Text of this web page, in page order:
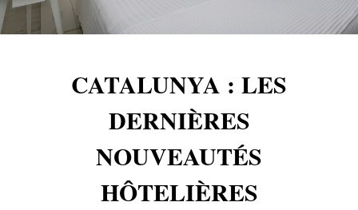
CATALUNYA : LES
DERNIÈRES
NOUVEAUTÉS
HÔTELIÈRES